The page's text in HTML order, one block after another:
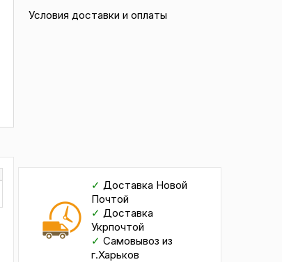
Условия доставки и оплаты
✓ Доставка Новой
Почтой
✓ Доставка
Укрпочтой
✓ Самовывоз из
г.Харьков